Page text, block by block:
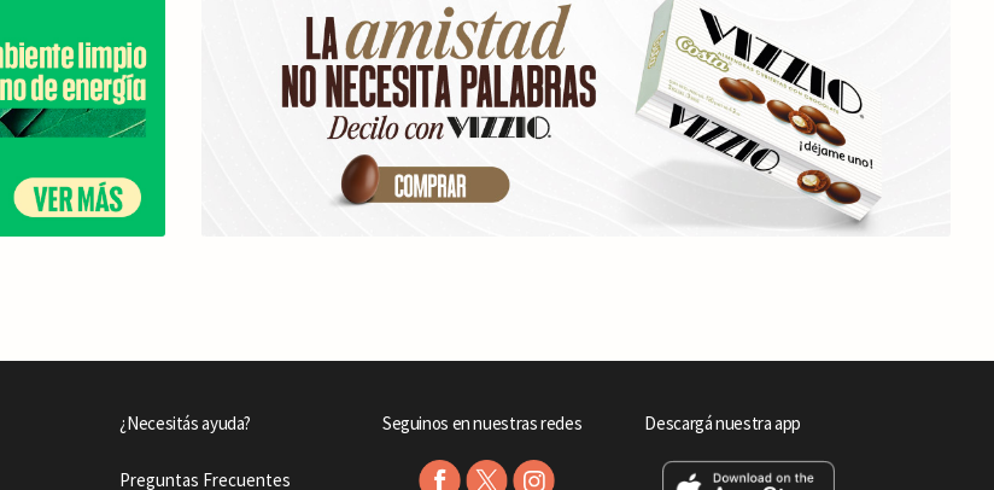
¿Necesitás ayuda?
Preguntas Frecuentes
Seguinos en nuestras redes Descargá nuestra app